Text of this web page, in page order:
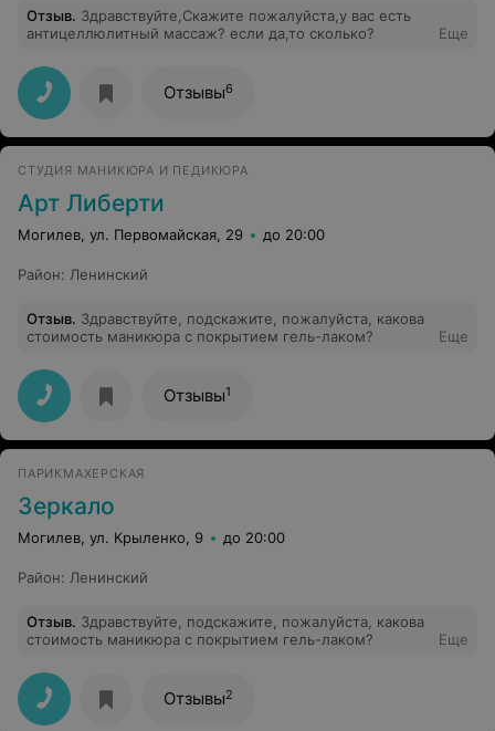
Отзыв. Здравствуйте,Скажите пожалуйста,у вас есть
антицеллюлитный массаж? если да,то сколько?
Еще
Отзывы6
СТУДИЯ МАНИКЮРА И ПЕДИКЮРА
Арт Либерти
Могилев, ул. Первомайская, 29 до 20:00
Район: Ленинский
Отзыв. Здравствуйте, подскажите, пожалуйста, какова
стоимость маникюра с покрытием гель-лаком?
Еще
Отзывы1
ПАРИКМАХЕРСКАЯ
Зеркало
Могилев, ул. Крыленко, 9 до 20:00
Район: Ленинский
Отзыв. Здравствуйте, подскажите, пожалуйста, какова
стоимость маникюра с покрытием гель-лаком?
Еще
Отзывы2